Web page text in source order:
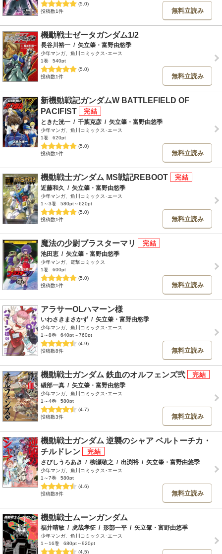
(5.0)
投稿数1件
無料立読み
機動戦士ゼータガンダム1/2
長谷川裕一 / 矢立肇・富野由悠季
少年マンガ、角川コミックス･エース
1巻
540pt
(5.0)
投稿数1件
無料立読み
新機動戦記ガンダムW BATTLEFIELD OF
PACIFIST
ときた洸一 / 千葉克彦 / 矢立肇・富野由悠季
少年マンガ、角川コミックス･エース
1巻
620pt
(5.0)
投稿数1件
無料立読み
機動戦士ガンダム MS戦記REBOOT
近藤和久 / 矢立肇・富野由悠季
少年マンガ、角川コミックス･エース
1～3巻
580pt～620pt
(5.0)
投稿数1件
無料立読み
魔法の少尉ブラスターマリ
池田恵 / 矢立肇・富野由悠季
少年マンガ、電撃コミックス
1巻
600pt
(5.0)
投稿数1件
無料立読み
アラサーOLハマーン様
いわさきまさかず / 矢立肇・富野由悠季
少年マンガ、角川コミックス･エース
1～8巻
640pt～760pt
(4.9)
投稿数8件
無料立読み
機動戦士ガンダム 鉄血のオルフェンズ弐
礒部一真 / 矢立肇・富野由悠季
少年マンガ、角川コミックス･エース
1～4巻
580pt
(4.7)
投稿数3件
無料立読み
機動戦士ガンダム 逆襲のシャア ベルトーチカ・
チルドレン
さびしうろあき / 柳瀬敬之 / 出渕裕 / 矢立肇・富野由悠季
少年マンガ、角川コミックス･エース
1～7巻
580pt
(4.6)
投稿数8件
無料立読み
機動戦士ムーンガンダム
福井晴敏 / 虎哉孝征 / 形部一平 / 矢立肇・富野由悠季
少年マンガ、角川コミックス･エース
1～16巻
680pt～920pt
(4.5)